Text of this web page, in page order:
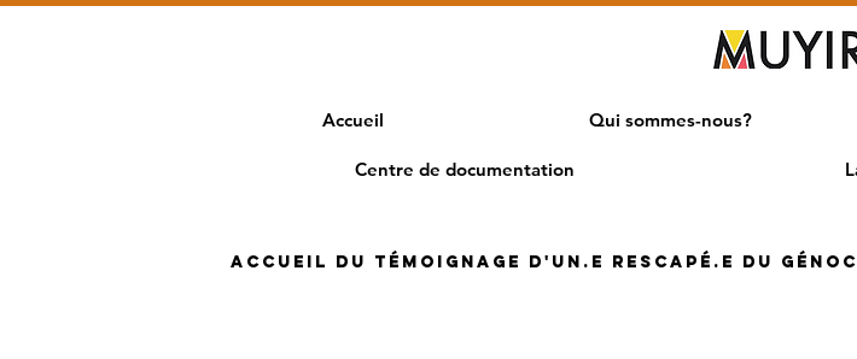
Accueil Qui sommes-nous?
Centre de documentation
Accueil du témoignage d'un.e rescapé.e du